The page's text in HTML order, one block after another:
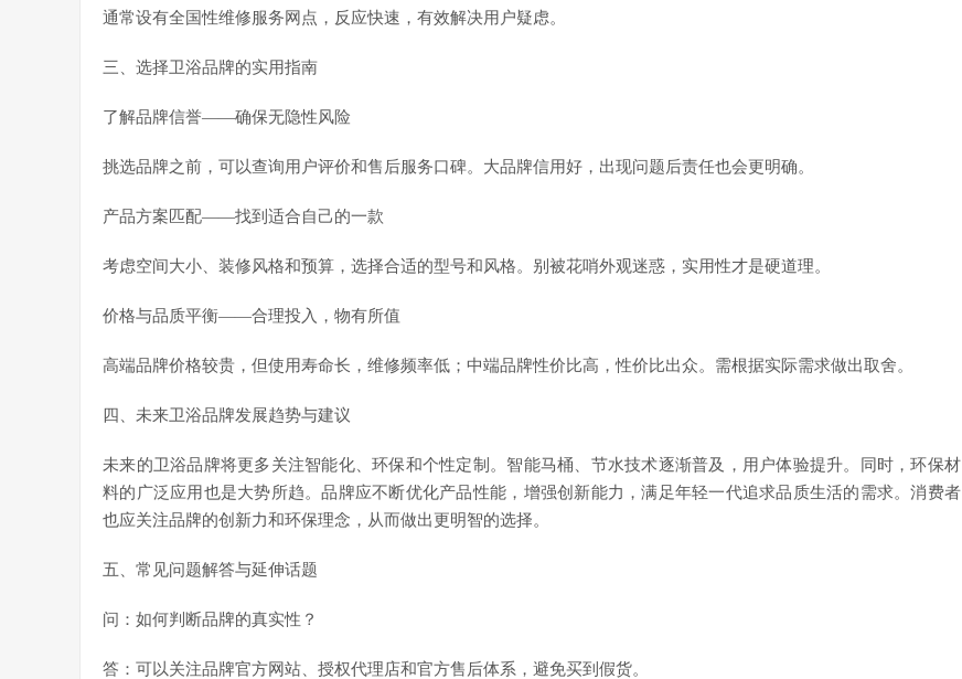
通常设有全国性维修服务网点，反应快速，有效解决用户疑虑。
三、选择卫浴品牌的实用指南
了解品牌信誉——确保无隐性风险
挑选品牌之前，可以查询用户评价和售后服务口碑。大品牌信用好，出现问题后责任也会更明确。
产品方案匹配——找到适合自己的一款
考虑空间大小、装修风格和预算，选择合适的型号和风格。别被花哨外观迷惑，实用性才是硬道理。
价格与品质平衡——合理投入，物有所值
高端品牌价格较贵，但使用寿命长，维修频率低；中端品牌性价比高，性价比出众。需根据实际需求做出取舍。
四、未来卫浴品牌发展趋势与建议
未来的卫浴品牌将更多关注智能化、环保和个性定制。智能马桶、节水技术逐渐普及，用户体验提升。同时，环保材
料的广泛应用也是大势所趋。品牌应不断优化产品性能，增强创新能力，满足年轻一代追求品质生活的需求。消费者
也应关注品牌的创新力和环保理念，从而做出更明智的选择。
五、常见问题解答与延伸话题
问：如何判断品牌的真实性？
答：可以关注品牌官方网站、授权代理店和官方售后体系，避免买到假货。